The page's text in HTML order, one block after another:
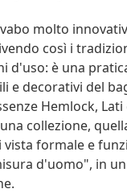
molto
così i
d'uso: è una
e decorativi del
Hemlock,
collezione,
formale e
d'uomo", in